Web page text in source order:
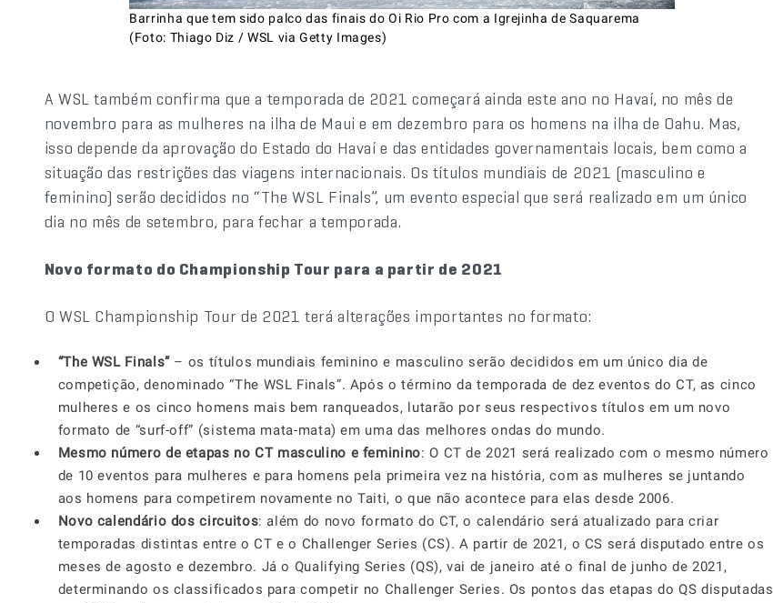
Barrinha que tem sido palco das finais do Oi Rio Pro com a Igrejinha de Saquarema
(Foto: Thiago Diz / WSL via Getty Images)
A WSL também confirma que a temporada de 2021 começará ainda este ano no Havaí, no mês de
novembro para as mulheres na ilha de Maui e em dezembro para os homens na ilha de Oahu. Mas,
isso depende da aprovação do Estado do Havaí e das entidades governamentais locais, bem como a
situação das restrições das viagens internacionais. Os títulos mundiais de 2021 (masculino e
feminino) serão decididos no “The WSL Finals”, um evento especial que será realizado em um único
dia no mês de setembro, para fechar a temporada.
Novo formato do Championship Tour para a partir de 2021
O WSL Championship Tour de 2021 terá alterações importantes no formato:
“The WSL Finals”– os títulos mundiais feminino e masculino serão decididos em um único dia de
competição, denominado “The WSL Finals”. Após o término da temporada de dez eventos do CT, as cinco
mulheres e os cinco homens mais bem ranqueados, lutarão por seus respectivos títulos em um novo
formato de “surf-off” (sistema mata-mata) em uma das melhores ondas do mundo.
Mesmo número de etapas no CT masculino e feminino: O CT de 2021 será realizado com o mesmo número
de 10 eventos para mulheres e para homens pela primeira vez na história, com as mulheres se juntando
aos homens para competirem novamente no Taiti, o que não acontece para elas desde 2006.
Novo calendário dos circuitos: além do novo formato do CT, o calendário será atualizado para criar
temporadas distintas entre o CT e o Challenger Series (CS). A partir de 2021, o CS será disputado entre os
meses de agosto e dezembro. Já o Qualifying Series (QS), vai de janeiro até o final de junho de 2021,
determinando os classificados para competir no Challenger Series. Os pontos das etapas do QS disputadas